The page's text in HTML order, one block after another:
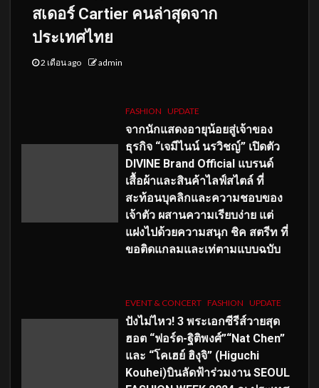
สเดอร์ Cartier คนล่าสุดจาก
ประเทศไทย
2 เดือน ago admin
FASHION UPDATE
จากนักแสดงอายุน้อยสู่เจ้าของ
ธุรกิจ “เจมีไนน์ นรวิชญ์” เปิดตัว
DIVINE Brand Official แบรนด์
เสื้อผ้าและสินค้าไลฟ์สไตล์ ที่
สะท้อนบุคลิกและความชอบของ
เจ้าตัว ผสานความเรียบง่าย แต่
แฝงไปด้วยความสนุก ชิค สตรีท ที่
ขอติดแกลมและเท่ตามแบบฉบับ
EVENT & CONCERT FASHION UPDATE
ปังไม่ไหว! 3 พระเอกซีรีส์วายสุด
ฮอต “ฟอร์ด-ฐิติพงศ์”“Nat Chen”
และ “โคเฮย์ ฮิงุจิ” (Higuchi
Kouhei)บินลัดฟ้าร่วมงาน SEOUL